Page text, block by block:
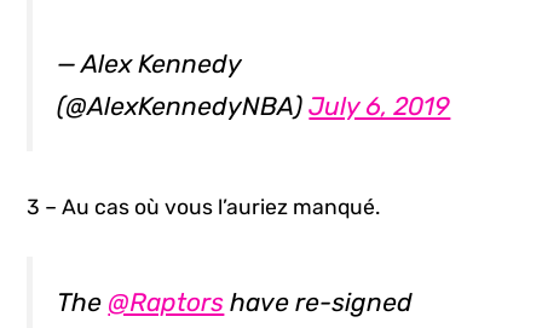
— Alex Kennedy
(@AlexKennedyNBA)July 6, 2019
3 – Au cas où vous l’auriez manqué.
The @Raptors have re-signed